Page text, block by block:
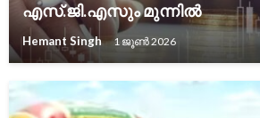
എസ്.ജി.എസും മുന്നിൽ
Hemant Singh 1 ജൂൺ 2026